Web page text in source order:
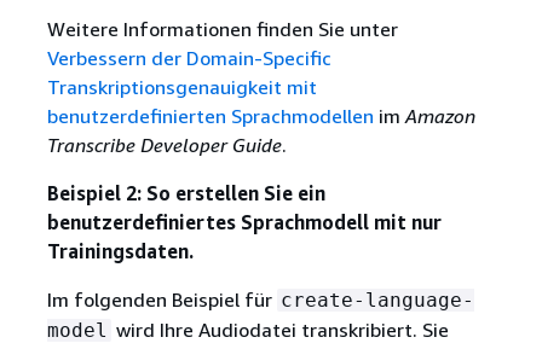
Weitere Informationen finden Sie unter
Verbessern der Domain-Specific
Transkriptionsgenauigkeit mit
benutzerdefinierten Sprachmodellen im Amazon
Transcribe Developer Guide.
Beispiel 2: So erstellen Sie ein
benutzerdefiniertes Sprachmodell mit nur
Trainingsdaten.
Im folgenden Beispiel für create-language-
model wird Ihre Audiodatei transkribiert. Sie